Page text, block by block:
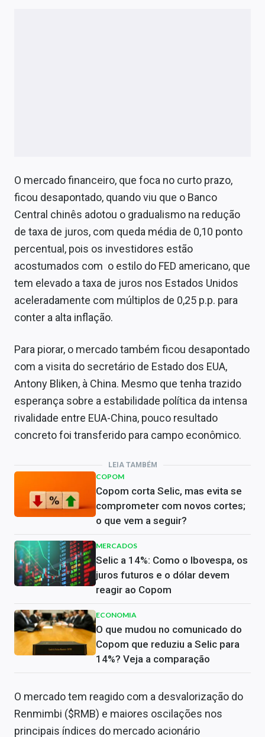
O mercado financeiro, que foca no curto prazo,
ficou desapontado, quando viu que o Banco
Central chinês adotou o gradualismo na redução
de taxa de juros, com queda média de 0,10 ponto
percentual, pois os investidores estão
acostumados com o estilo do FED americano, que
tem elevado a taxa de juros nos Estados Unidos
aceleradamente com múltiplos de 0,25 p.p. para
conter a alta inflação.
Para piorar, o mercado também ficou desapontado
com a visita do secretário de Estado dos EUA,
Antony Bliken, à China. Mesmo que tenha trazido
esperança sobre a estabilidade política da intensa
rivalidade entre EUA-China, pouco resultado
concreto foi transferido para campo econômico.
LEIA TAMBÉM
COPOM
Copom corta Selic, mas evita se
comprometer com novos cortes;
o que vem a seguir?
MERCADOS
Selic a 14%: Como o Ibovespa, os
juros futuros e o dólar devem
reagir ao Copom
ECONOMIA
O que mudou no comunicado do
Copom que reduziu a Selic para
14%? Veja a comparação
O mercado tem reagido com a desvalorização do
Renmimbi ($RMB) e maiores oscilações nos
principais índices do mercado acionário